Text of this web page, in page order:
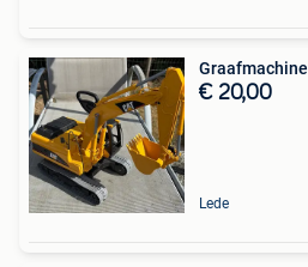
Graafmachine
€ 20,00
Lede